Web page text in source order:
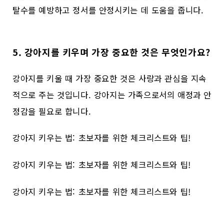
탈수를 예방하고 정서를 안정시키는 데 도움을 줍니다.
5. 강아지를 키우며 가장 중요한 것은 무엇인가요?
강아지를 키울 때 가장 중요한 것은 사랑과 관심을 지속
적으로 주는 것입니다. 강아지는 가족으로서의 애정과 안
정감을 필요로 합니다.
강아지 키우는 법: 초보자를 위한 체크리스트와 팁!
강아지 키우는 법: 초보자를 위한 체크리스트와 팁!
강아지 키우는 법: 초보자를 위한 체크리스트와 팁!